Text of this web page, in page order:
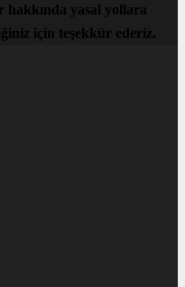
hakkında yasal yollara
için teşekkür ederiz.